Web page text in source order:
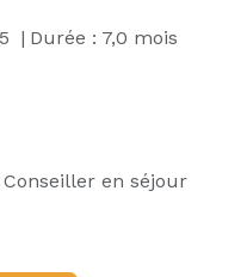
| Durée : 7,0 mois
en séjour